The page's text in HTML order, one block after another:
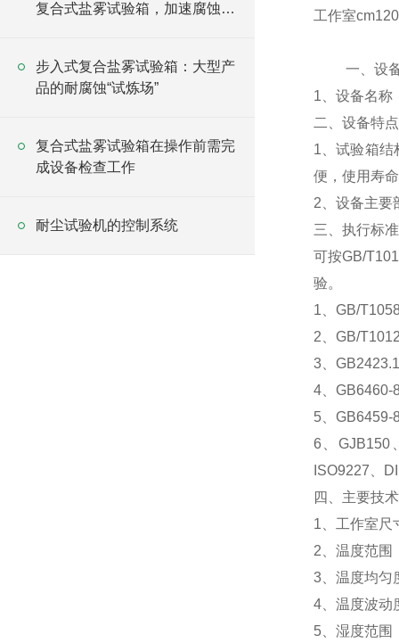
复合式盐雾试验箱，加速腐蚀验
步入式复合盐雾试验箱：大型产
品的耐腐蚀“试炼场”
复合式盐雾试验箱在操作前需完
成设备检查工作
耐尘试验机的控制系统
工作室cm
一、设备
1、设备名称
二、设备特
1、试验箱
便，使用寿
2、设备主要
三、执行标准
可按GB/
验。
1、GB/
2、GB/
3、
4、GB6460-
5、
6、
ISO9227、
四、主要技
1、工作室尺
2、温度范
3、温度均
4、温度波
5、湿度范围